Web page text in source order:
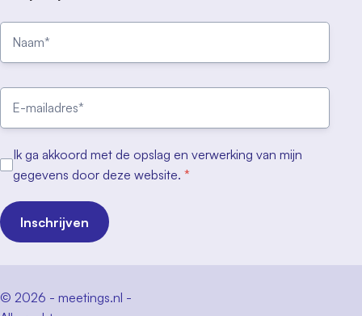
Ik ga akkoord met de opslag en verwerking van mijn
gegevens door deze website. *
Inschrijven
© 2026 - meetings.nl -